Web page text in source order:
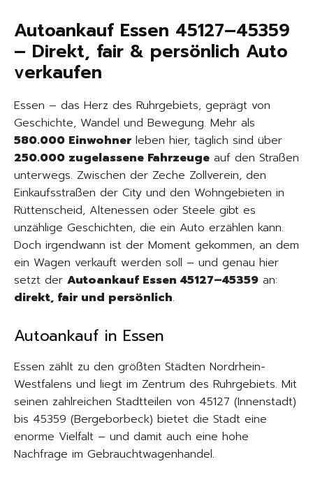
Autoankauf Essen 45127–45359
– Direkt, fair & persönlich Auto
verkaufen
Essen – das Herz des Ruhrgebiets, geprägt von
Geschichte, Wandel und Bewegung. Mehr als
580.000 Einwohner leben hier, täglich sind über
250.000 zugelassene Fahrzeuge auf den Straßen
unterwegs. Zwischen der Zeche Zollverein, den
Einkaufsstraßen der City und den Wohngebieten in
Rüttenscheid, Altenessen oder Steele gibt es
unzählige Geschichten, die ein Auto erzählen kann.
Doch irgendwann ist der Moment gekommen, an dem
ein Wagen verkauft werden soll – und genau hier
setzt der Autoankauf Essen 45127–45359 an:
direkt, fair und persönlich.
Autoankauf in Essen
Essen zählt zu den größten Städten Nordrhein-
Westfalens und liegt im Zentrum des Ruhrgebiets. Mit
seinen zahlreichen Stadtteilen von 45127 (Innenstadt)
bis 45359 (Bergeborbeck) bietet die Stadt eine
enorme Vielfalt – und damit auch eine hohe
Nachfrage im Gebrauchtwagenhandel.